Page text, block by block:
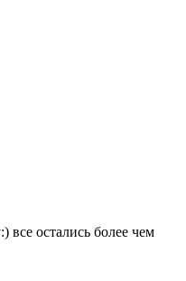
все остались более чем